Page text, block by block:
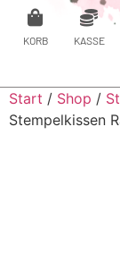
KORB KASSE
Start / Shop /
Stempelkissen